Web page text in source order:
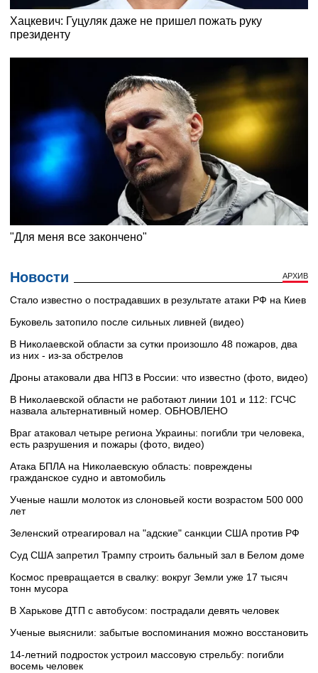
Новости АРХИВ
Стало известно о пострадавших в результате атаки РФ на Киев
Буковель затопило после сильных ливней (видео)
В Николаевской области за сутки произошло 48 пожаров, два
из них - из-за обстрелов
Дроны атаковали два НПЗ в России: что известно (фото, видео)
В Николаевской области не работают линии 101 и 112: ГСЧС
назвала альтернативный номер. ОБНОВЛЕНО
Враг атаковал четыре региона Украины: погибли три человека,
есть разрушения и пожары (фото, видео)
Атака БПЛА на Николаевскую область: повреждены
гражданское судно и автомобиль
Ученые нашли молоток из слоновьей кости возрастом 500 000
лет
Зеленский отреагировал на "адские" санкции США против РФ
Суд США запретил Трампу строить бальный зал в Белом доме
Космос превращается в свалку: вокруг Земли уже 17 тысяч
тонн мусора
В Харькове ДТП с автобусом: пострадали девять человек
Ученые выяснили: забытые воспоминания можно восстановить
14-летний подросток устроил массовую стрельбу: погибли
восемь человек